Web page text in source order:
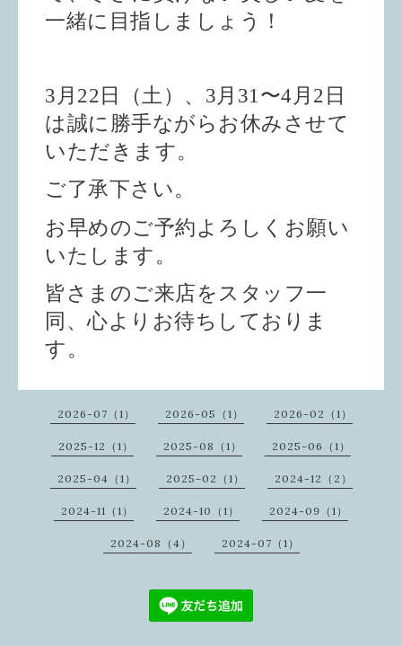
一緒に目指しましょう！
3月22日（土）、3月31〜4月2日
は誠に勝手ながらお休みさせて
いただきます。
ご了承下さい。
お早めのご予約よろしくお願い
いたします。
皆さまのご来店をスタッフ一
同、心よりお待ちしておりま
す。
2026-07（1） 2026-05（1） 2026-02（1）
2025-12（1） 2025-08（1） 2025-06（1）
2025-04（1） 2025-02（1） 2024-12（2）
2024-11（1） 2024-10（1） 2024-09（1）
2024-08（4） 2024-07（1）